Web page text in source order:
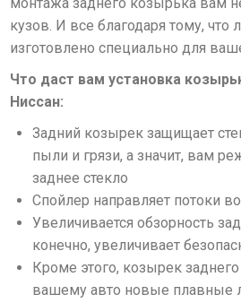
кузов. И все благодаря тому, что
изготовлено специально для
Что даст вам установка
Ниссан:
Задний козырек защищает
пыли и грязи, а значит, вам
заднее стекло
Спойлер направляет потоки
Увеличивается обзорность
конечно, увеличивает
Кроме этого, козырек
вашему авто новые плавные